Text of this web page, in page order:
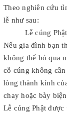
Theo nghiên cứu
lễ như sau:
Lễ cúng Phật
Nếu gia đình bạn
không thể bỏ qua
cỗ cúng không
lòng thành kính
chay hoặc bày
Lễ cúng Phật